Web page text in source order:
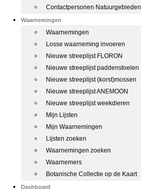
Contactpersonen Natuurgebieden
Waarnemingen
Waarnemingen
Losse waarneming invoeren
Nieuwe streeplijst FLORON
Nieuwe streeplijst paddenstoelen
Nieuwe streeplijst (korst)mossen
Nieuwe streeplijst ANEMOON
Nieuwe streeplijst weekdieren
Mijn Lijsten
Mijn Waarnemingen
Lijsten zoeken
Waarnemingen zoeken
Waarnemers
Botanische Collectie op de Kaart
Dashboard